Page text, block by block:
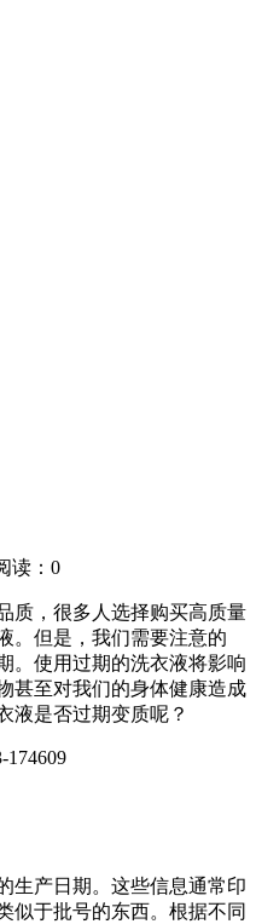
读： 0
，很多人选择购买高质量
。但是，我们需要注意的
。使用过期的洗衣液将影响
甚至对我们的身体健康造成
液是否过期变质呢？
产日期。这些信息通常印
似于批号的东西。根据不同